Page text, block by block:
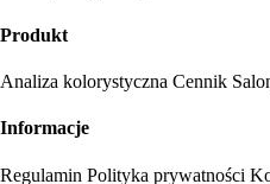
Produkt
Analiza kolorystyczna Cennik
Informacje
Regulamin Polityka prywatności